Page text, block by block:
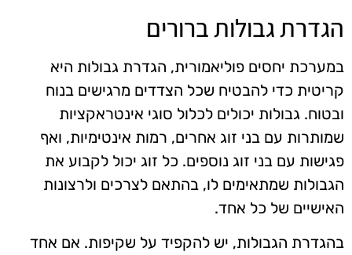
הגדרת גבולות ברורים
במערכת יחסים פוליאמורית, הגדרת גבולות היא
קריטית כדי להבטיח שכל הצדדים מרגישים בנוח
ובטוח. גבולות יכולים לכלול סוגי אינטראקציות
שמותרות עם בני זוג אחרים, רמות אינטימיות, ואף
פגישות עם בני זוג נוספים. כל זוג יכול לקבוע את
הגבולות שמתאימים לו, בהתאם לצרכים ולרצונות
האישיים של כל אחד.
בהגדרת הגבולות, יש להקפיד על שקיפות. אם אחד